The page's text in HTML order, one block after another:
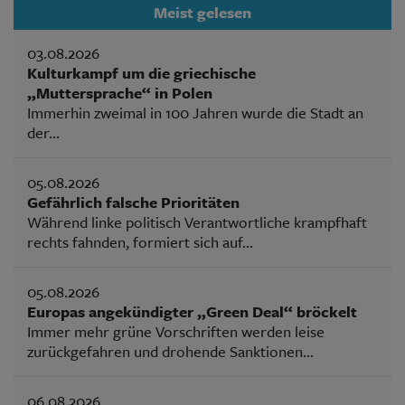
Meist gelesen
03.08.2026
Kulturkampf um die griechische
„Muttersprache“ in Polen
Immerhin zweimal in 100 Jahren wurde die Stadt an
der...
05.08.2026
Gefährlich falsche Prioritäten
Während linke politisch Verantwortliche krampfhaft
rechts fahnden, formiert sich auf...
05.08.2026
Europas angekündigter „Green Deal“ bröckelt
Immer mehr grüne Vorschriften werden leise
zurückgefahren und drohende Sanktionen...
06.08.2026